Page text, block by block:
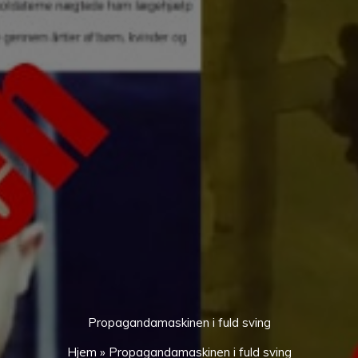
Propagandamaskinen i fuld sving
Hjem » Propagandamaskinen i fuld sving